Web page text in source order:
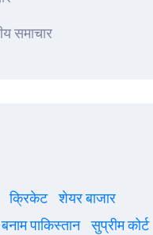
समाचार
क्रिकेट
शेयर बाजार
पाकिस्तान
सुप्रीम कोर्ट